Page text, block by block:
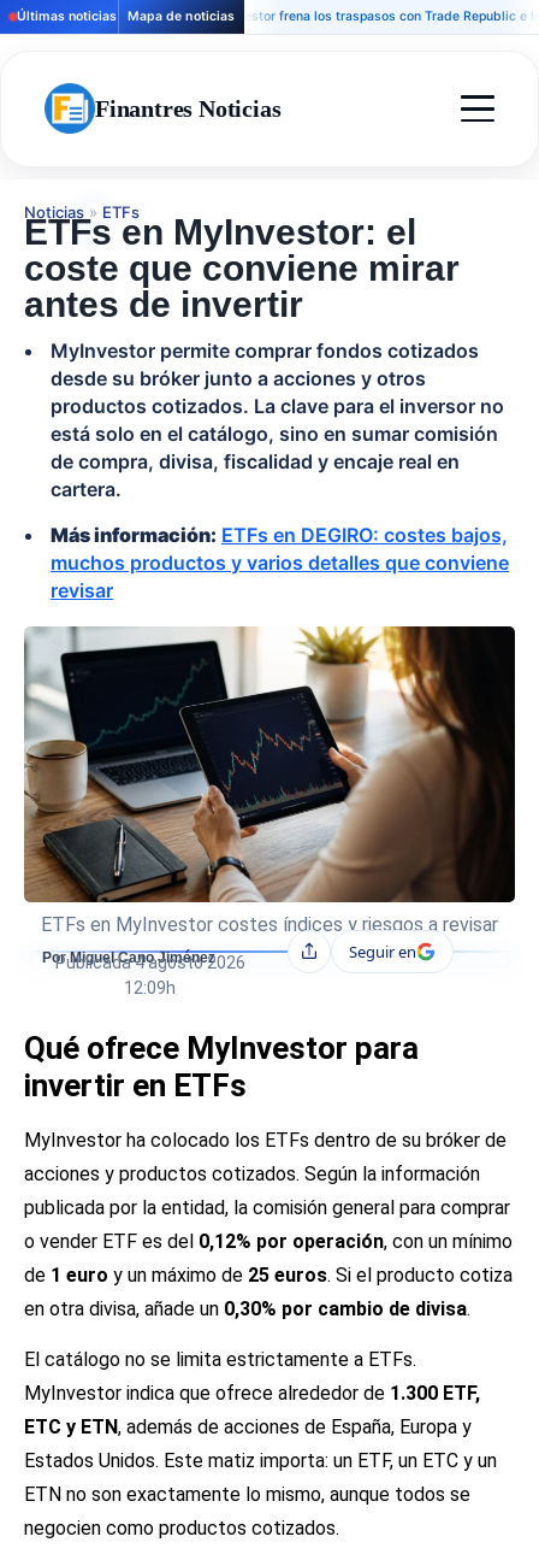
Últimas noticias Mapa de noticias
MyInvestor frena los traspasos con Trade Republic e
Finantres Noticias
Noticias » ETFs
ETFs en MyInvestor: el
coste que conviene mirar
antes de invertir
MyInvestor permite comprar fondos cotizados
desde su bróker junto a acciones y otros
productos cotizados. La clave para el inversor no
está solo en el catálogo, sino en sumar comisión
de compra, divisa, fiscalidad y encaje real en
cartera.
Más información: ETFs en DEGIRO: costes bajos,
muchos productos y varios detalles que conviene
revisar
ETFs en MyInvestor costes índices y riesgos a revisar
Por Miguel Cano Jiménez
Publicada4 agosto 2026
12:09h
CompartirSeguir en
Qué ofrece MyInvestor para
invertir en ETFs
MyInvestor ha colocado los ETFs dentro de su bróker de
acciones y productos cotizados. Según la información
publicada por la entidad, la comisión general para comprar
o vender ETF es del 0,12% por operación, con un mínimo
de 1 euro y un máximo de 25 euros. Si el producto cotiza
en otra divisa, añade un 0,30% por cambio de divisa.
El catálogo no se limita estrictamente a ETFs.
MyInvestor indica que ofrece alrededor de 1.300 ETF,
ETC y ETN, además de acciones de España, Europa y
Estados Unidos. Este matiz importa: un ETF, un ETC y un
ETN no son exactamente lo mismo, aunque todos se
negocien como productos cotizados.